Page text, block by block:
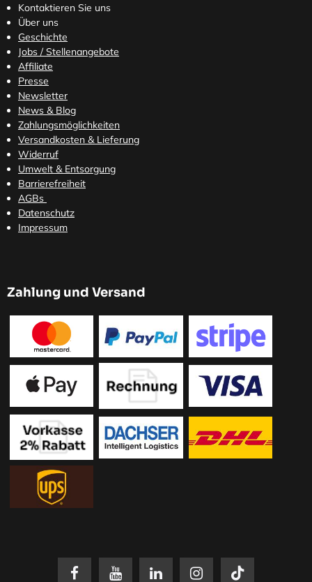
Kontaktieren Sie uns
Über uns
Geschichte
Jobs / Stellenangebote
Affiliate
Presse
Newsletter
News & Blog
Zahlungsmöglichkeiten
Versandkosten & Lieferung
Widerruf
Umwelt & Entsorgung
Barrierefreiheit
AGBs
Datenschutz
Impressum
Zahlung und Versand